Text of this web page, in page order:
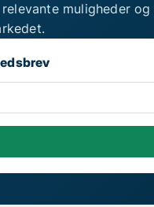
muligheder